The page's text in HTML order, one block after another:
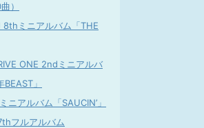
）
8thミニアルバム「THE
ONE 2ndミニアルバ
」
ニアルバム「SAUCIN’」
フルアルバム